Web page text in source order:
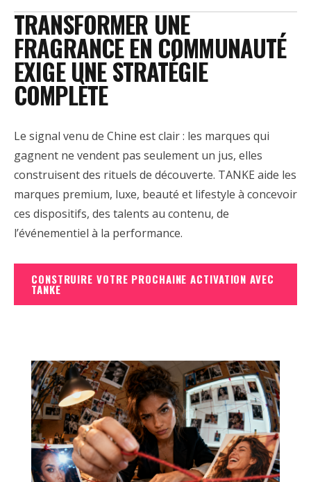
TRANSFORMER UNE
FRAGRANCE EN COMMUNAUTÉ
EXIGE UNE STRATÉGIE
COMPLÈTE
Le signal venu de Chine est clair : les marques qui
gagnent ne vendent pas seulement un jus, elles
construisent des rituels de découverte. TANKE aide les
marques premium, luxe, beauté et lifestyle à concevoir
ces dispositifs, des talents au contenu, de
l’événementiel à la performance.
CONSTRUIRE VOTRE PROCHAINE ACTIVATION AVEC
TANKE